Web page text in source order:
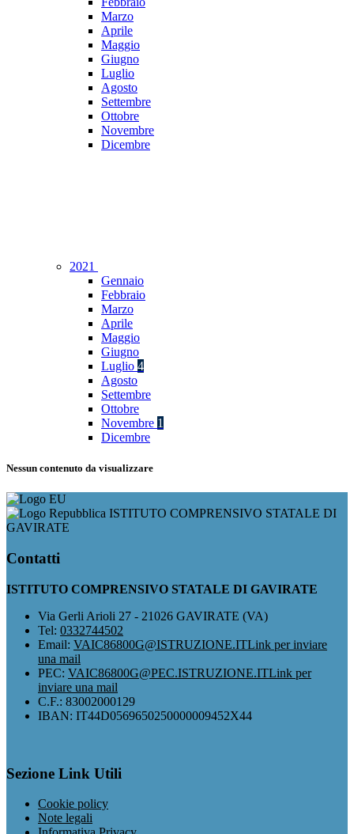
Marzo
Aprile
Maggio
Giugno
Luglio
Agosto
Settembre
Ottobre
Novembre
Dicembre
2021
Gennaio
Febbraio
Marzo
Aprile
Maggio
Giugno
Luglio 4
Agosto
Settembre
Ottobre
Novembre 1
Dicembre
Nessun contenuto da visualizzare
ISTITUTO COMPRENSIVO STATALE DI
GAVIRATE
Contatti
ISTITUTO COMPRENSIVO STATALE DI GAVIRATE
Via Gerli Arioli 27 - 21026 GAVIRATE (VA)
Tel: 0332744502
Email: VAIC86800G@ISTRUZIONE.ITLink per inviare
una mail
PEC: VAIC86800G@PEC.ISTRUZIONE.ITLink per
inviare una mail
C.F.: 83002000129
IBAN: IT44D0569650250000009452X44
Sezione Link Utili
Cookie policy
Note legali